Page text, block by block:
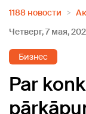
1188 новости
Четверг, 7 мая,
Бизнес
Par